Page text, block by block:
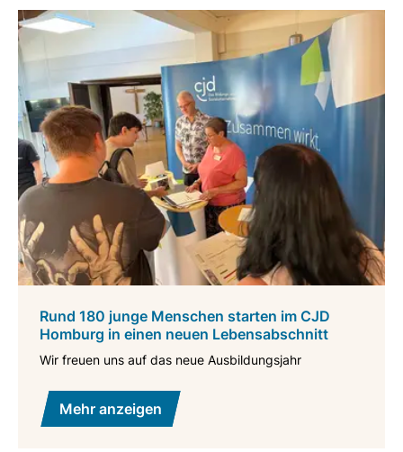
Rund 180 junge Menschen starten im CJD
Homburg in einen neuen Lebensabschnitt
Wir freuen uns auf das neue Ausbildungsjahr
Mehr anzeigen